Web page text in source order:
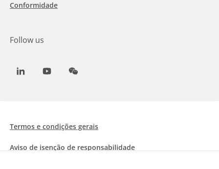
Conformidade
Follow us
LinkedInYoutubeWeChat
Termos e condições gerais
Aviso de isenção de responsabilidade